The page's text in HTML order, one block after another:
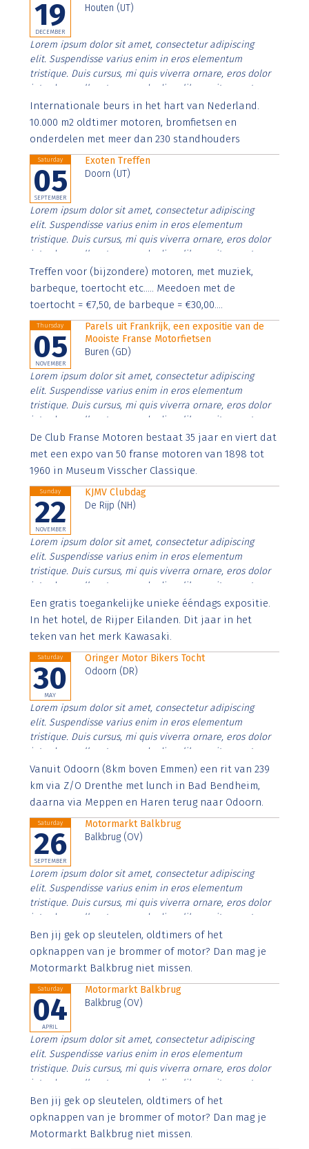
19
DECEMBER
Houten (UT)
Lorem ipsum dolor sit amet, consectetur adipiscing
elit. Suspendisse varius enim in eros elementum
tristique. Duis cursus, mi quis viverra ornare, eros dolor
interdum nulla, ut commodo diam libero vitae erat.
Aenean faucibus nibh et justo cursus id rutrum lorem
imperdiet. Nunc ut sem vitae risus tristique posuere.
Internationale beurs in het hart van Nederland.
10.000 m2 oldtimer motoren, bromfietsen en
onderdelen met meer dan 230 standhouders
Saturday
05
SEPTEMBER
Exoten Treffen
Doorn (UT)
Lorem ipsum dolor sit amet, consectetur adipiscing
elit. Suspendisse varius enim in eros elementum
tristique. Duis cursus, mi quis viverra ornare, eros dolor
interdum nulla, ut commodo diam libero vitae erat.
Aenean faucibus nibh et justo cursus id rutrum lorem
imperdiet. Nunc ut sem vitae risus tristique posuere.
Treffen voor (bijzondere) motoren, met muziek,
barbeque, toertocht etc..... Meedoen met de
toertocht = €7,50, de barbeque = €30,00....
Thursday
05
NOVEMBER
Parels uit Frankrijk, een expositie van de
Mooiste Franse Motorfietsen
Buren (GD)
Lorem ipsum dolor sit amet, consectetur adipiscing
elit. Suspendisse varius enim in eros elementum
tristique. Duis cursus, mi quis viverra ornare, eros dolor
interdum nulla, ut commodo diam libero vitae erat.
Aenean faucibus nibh et justo cursus id rutrum lorem
imperdiet. Nunc ut sem vitae risus tristique posuere.
De Club Franse Motoren bestaat 35 jaar en viert dat
met een expo van 50 franse motoren van 1898 tot
1960 in Museum Visscher Classique.
Sunday
22
NOVEMBER
KJMV Clubdag
De Rijp (NH)
Lorem ipsum dolor sit amet, consectetur adipiscing
elit. Suspendisse varius enim in eros elementum
tristique. Duis cursus, mi quis viverra ornare, eros dolor
interdum nulla, ut commodo diam libero vitae erat.
Aenean faucibus nibh et justo cursus id rutrum lorem
imperdiet. Nunc ut sem vitae risus tristique posuere.
Een gratis toegankelijke unieke ééndags expositie.
In het hotel, de Rijper Eilanden. Dit jaar in het
teken van het merk Kawasaki.
Saturday
30
MAY
Oringer Motor Bikers Tocht
Odoorn (DR)
Lorem ipsum dolor sit amet, consectetur adipiscing
elit. Suspendisse varius enim in eros elementum
tristique. Duis cursus, mi quis viverra ornare, eros dolor
interdum nulla, ut commodo diam libero vitae erat.
Aenean faucibus nibh et justo cursus id rutrum lorem
imperdiet. Nunc ut sem vitae risus tristique posuere.
Vanuit Odoorn (8km boven Emmen) een rit van 239
km via Z/O Drenthe met lunch in Bad Bendheim,
daarna via Meppen en Haren terug naar Odoorn.
Saturday
26
SEPTEMBER
Motormarkt Balkbrug
Balkbrug (OV)
Lorem ipsum dolor sit amet, consectetur adipiscing
elit. Suspendisse varius enim in eros elementum
tristique. Duis cursus, mi quis viverra ornare, eros dolor
interdum nulla, ut commodo diam libero vitae erat.
Aenean faucibus nibh et justo cursus id rutrum lorem
imperdiet. Nunc ut sem vitae risus tristique posuere.
Ben jij gek op sleutelen, oldtimers of het
opknappen van je brommer of motor? Dan mag je
Motormarkt Balkbrug niet missen.
Saturday
04
APRIL
Motormarkt Balkbrug
Balkbrug (OV)
Lorem ipsum dolor sit amet, consectetur adipiscing
elit. Suspendisse varius enim in eros elementum
tristique. Duis cursus, mi quis viverra ornare, eros dolor
interdum nulla, ut commodo diam libero vitae erat.
Aenean faucibus nibh et justo cursus id rutrum lorem
imperdiet. Nunc ut sem vitae risus tristique posuere.
Ben jij gek op sleutelen, oldtimers of het
opknappen van je brommer of motor? Dan mag je
Motormarkt Balkbrug niet missen.